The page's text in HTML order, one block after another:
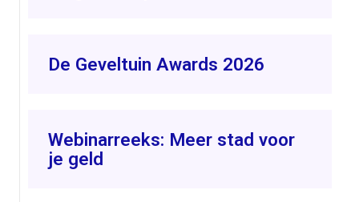
De Geveltuin Awards 2026
Webinarreeks: Meer stad voor
je geld